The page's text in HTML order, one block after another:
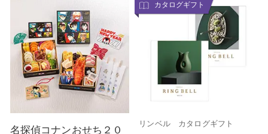
名探偵コナンおせち２０
カタログギフト
リンベル カタログギフト